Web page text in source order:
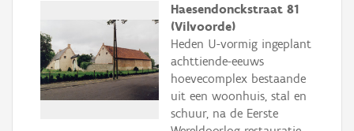
Haesendonckstraat 81
(Vilvoorde)
Heden U-vormig ingeplant
achttiende-eeuws
hoevecomplex bestaande
uit een woonhuis, stal en
schuur, na de Eerste